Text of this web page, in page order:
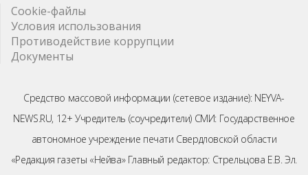
Cookie-файлы
Условия использования
Противодействие коррупции
Документы
Средство массовой информации (сетевое издание): NEYVA-
NEWS.RU, 12+ Учредитель (соучредители) СМИ: Государственное
автономное учреждение печати Свердловской области
«Редакция газеты «Нейва» Главный редактор: Стрельцова Е.В. Эл.